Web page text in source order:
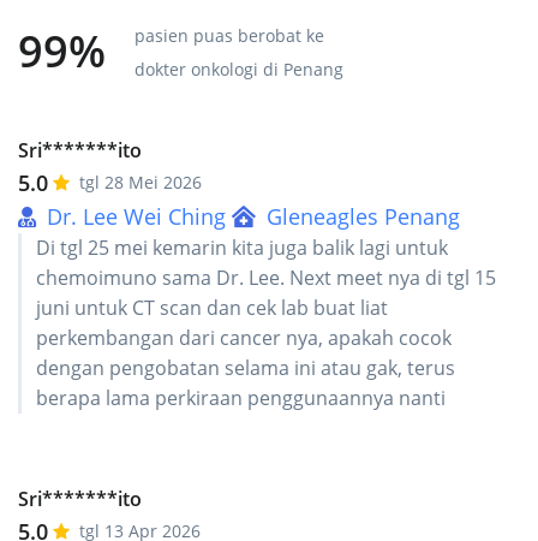
99%
pasien puas berobat ke
dokter onkologi di Penang
Sri*******ito
5.0 tgl 28 Mei 2026
Dr. Lee Wei Ching Gleneagles Penang
Di tgl 25 mei kemarin kita juga balik lagi untuk
chemoimuno sama Dr. Lee. Next meet nya di tgl 15
juni untuk CT scan dan cek lab buat liat
perkembangan dari cancer nya, apakah cocok
dengan pengobatan selama ini atau gak, terus
berapa lama perkiraan penggunaannya nanti
Sri*******ito
5.0 tgl 13 Apr 2026